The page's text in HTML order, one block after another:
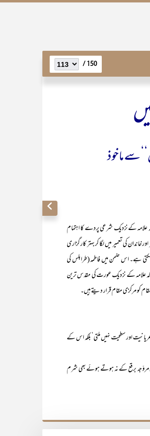
150 /
سے ماخوذ
کے نزدیک شرعی پردے کا اہتمام
کی تعمیر میں لگا کر بہتر کار گزاری
ہے۔ اس ضمن میں فاطمہ (طرابلس کی
علامہ کے نزدیک عورت کی مقدس ترین
کو مرکزی مقام قرار دیتے ہیں۔
اور سطحیت نہیں ملتی‘ بلکہ اس کے
برقع کے نہ ہوتے ہوئے بھی شرم